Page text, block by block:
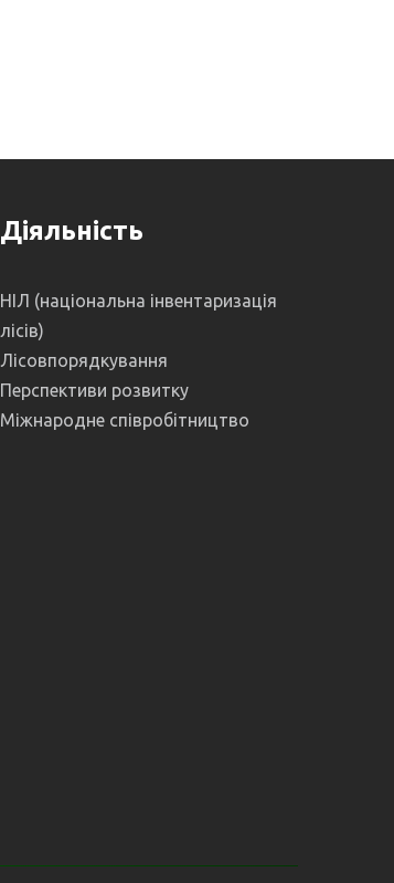
Діяльність
НІЛ (національна інвентаризація
лісів)
Лісовпорядкування
Перспективи розвитку
Міжнародне співробітництво